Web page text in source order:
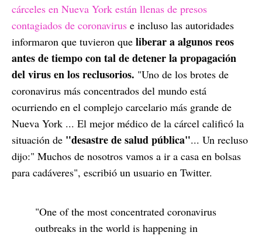
cárceles en Nueva York están llenas de presos
contagiados de coronavirus e incluso las autoridades
informaron que tuvieron que liberar a algunos reos
antes de tiempo con tal de detener la propagación
del virus en los reclusorios. "Uno de los brotes de
coronavirus más concentrados del mundo está
ocurriendo en el complejo carcelario más grande de
Nueva York ... El mejor médico de la cárcel calificó la
situación de "desastre de salud pública"... Un recluso
dijo:" Muchos de nosotros vamos a ir a casa en bolsas
para cadáveres", escribió un usuario en Twitter.
"One of the most concentrated coronavirus
outbreaks in the world is happening in